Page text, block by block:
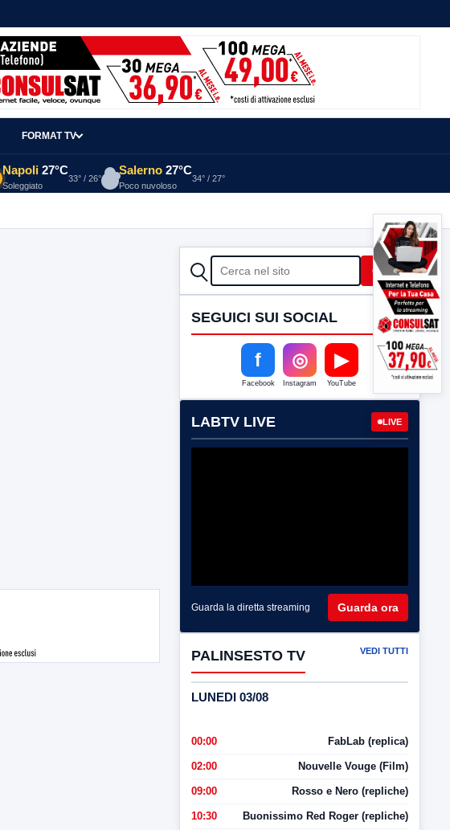
FORMAT TV
Napoli 27°C
Soleggiato
33° / 26°
Salerno 27°C
Poco nuvoloso
34° / 27°
CERCA Cerca
SEGUICI SUI SOCIAL
f
Facebook
◎
Instagram
▶
YouTube
LABTV LIVE LIVE
Guarda la diretta streaming Guarda ora
PALINSESTO TV VEDI TUTTI
LUNEDI 03/08
00:00 FabLab (replica)
02:00 Nouvelle Vouge (Film)
09:00 Rosso e Nero (repliche)
10:30 Buonissimo Red Roger (repliche)